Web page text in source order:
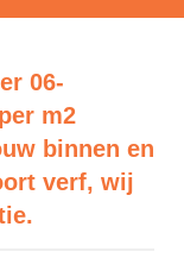
06-
m2
binnen en
verf, wij